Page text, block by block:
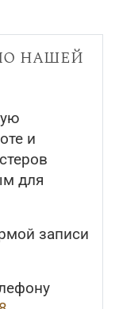
нашей
и
для
записи